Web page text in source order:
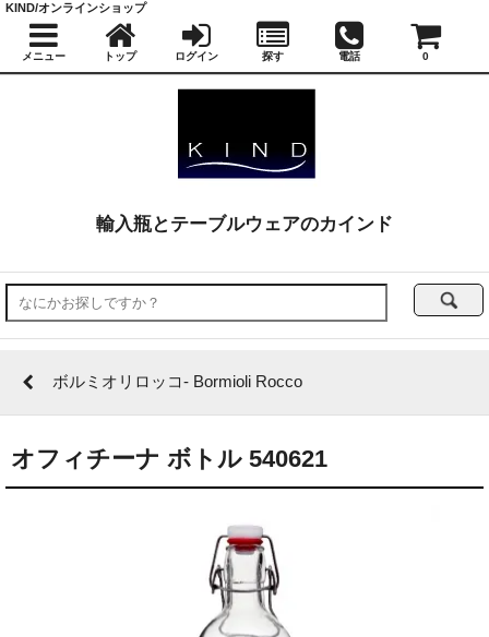
輸入瓶とテーブルウェアのカインド
ボルミオリロッコ- Bormioli Rocco
オフィチーナ ボトル 540621
KIND/オンラインショップ
メニュー トップ ログイン 探す 電話 0